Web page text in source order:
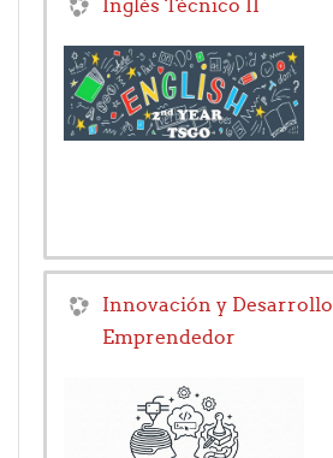
Innovación y Desarrollo
Emprendedor